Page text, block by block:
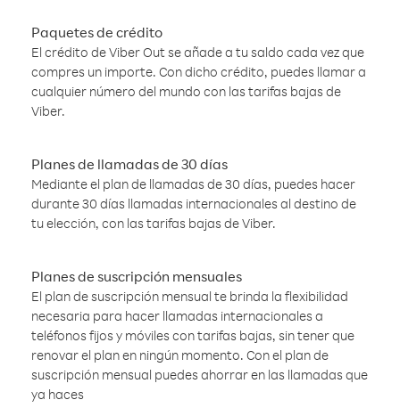
Paquetes de crédito
El crédito de Viber Out se añade a tu saldo cada vez que
compres un importe. Con dicho crédito, puedes llamar a
cualquier número del mundo con las tarifas bajas de
Viber.
Planes de llamadas de 30 días
Mediante el plan de llamadas de 30 días, puedes hacer
durante 30 días llamadas internacionales al destino de
tu elección, con las tarifas bajas de Viber.
Planes de suscripción mensuales
El plan de suscripción mensual te brinda la flexibilidad
necesaria para hacer llamadas internacionales a
teléfonos fijos y móviles con tarifas bajas, sin tener que
renovar el plan en ningún momento. Con el plan de
suscripción mensual puedes ahorrar en las llamadas que
ya haces